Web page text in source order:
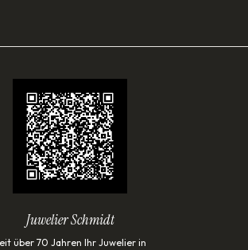
Juwelier Schmidt
über 70 Jahren Ihr Juwelier in